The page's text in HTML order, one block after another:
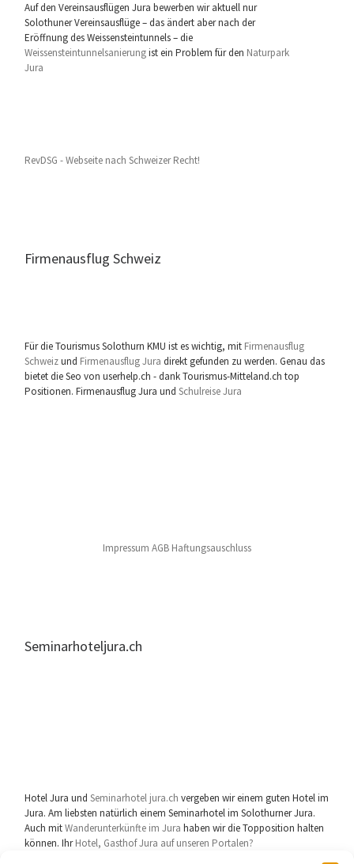
Auf den Vereinsausflügen Jura bewerben wir aktuell nur
Solothuner Vereinsausflüge – das ändert aber nach der
Eröffnung des Weissensteintunnels – die
Weissensteintunnelsanierungist ein Problem für den Naturpark
Jura
RevDSG - Webseite nach Schweizer Recht!
Firmenausflug Schweiz
Für die Tourismus Solothurn KMU ist es wichtig, mit Firmenausflug
Schweizund Firmenausflug Jura direkt gefunden zu werden. Genau das
bietet die Seo von userhelp.ch - dank Tourismus-Mitteland.ch top
Positionen. Firmenausflug Jura undSchulreise Jura
Impressum AGB Haftungsauschluss
Seminarhoteljura.ch
Hotel Jura undSeminarhotel jura.ch vergeben wir einem guten Hotel im
Jura. Am liebsten natürlich einem Seminarhotel im Solothurner Jura.
Auch mitWanderunterkünfte im Jura haben wir die Topposition halten
können. IhrHotel, Gasthof Jura auf unseren Portalen?